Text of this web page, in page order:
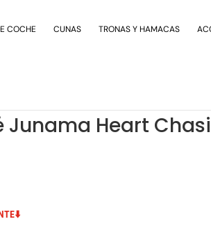
COCHE CUNAS TRONAS Y HAMACAS
productos
Junama Heart